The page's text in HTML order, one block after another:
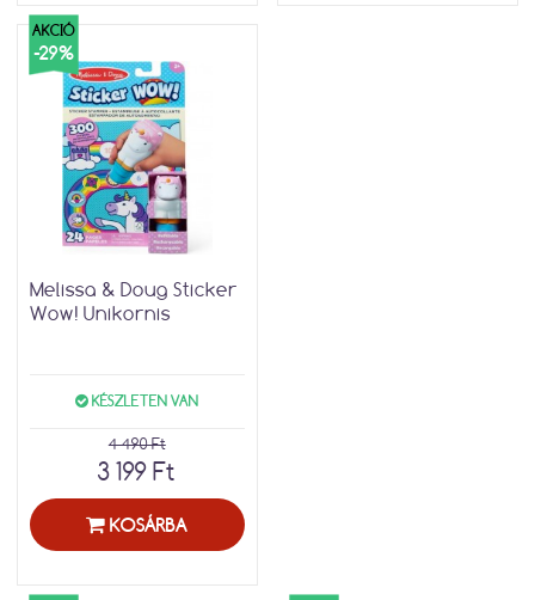
AKCIÓ
-29%
Melissa & Doug Sticker
Wow! Unikornis
KÉSZLETEN VAN
4 490 Ft
3 199 Ft
KOSÁRBA